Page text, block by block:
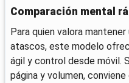
Comparación mental
Para quien valora
atascos, este modelo
ágil y control desde móvil.
página y volumen,